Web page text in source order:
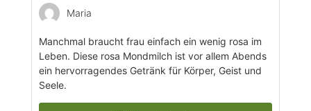
Maria
Manchmal braucht frau einfach ein wenig rosa im
Leben. Diese rosa Mondmilch ist vor allem Abends
ein hervorragendes Getränk für Körper, Geist und
Seele.